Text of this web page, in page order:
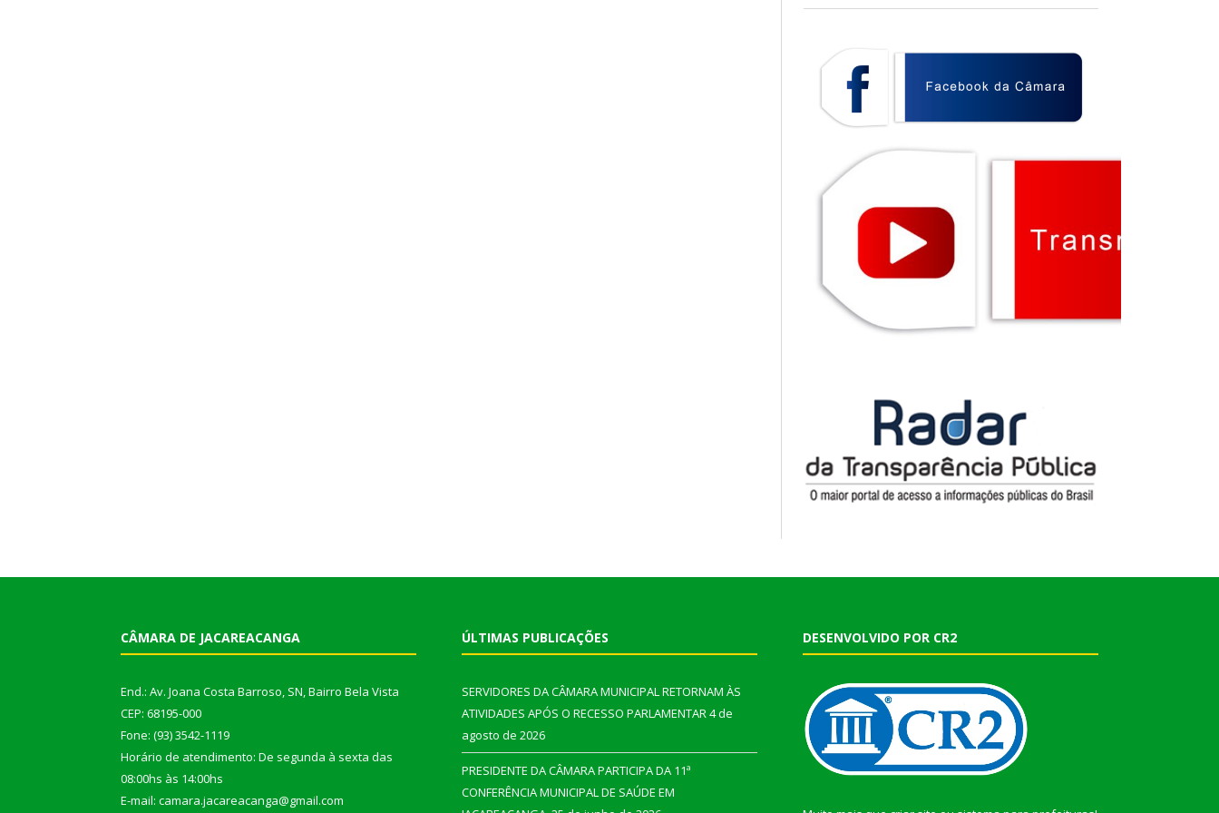
CÂMARA DE JACAREACANGA
End.: Av. Joana Costa Barroso, SN, Bairro Bela Vista
CEP: 68195-000
Fone: (93) 3542-1119
Horário de atendimento: De segunda à sexta das
08:00hs às 14:00hs
E-mail: camara.jacareacanga@gmail.com
ÚLTIMAS PUBLICAÇÕES
SERVIDORES DA CÂMARA MUNICIPAL RETORNAM ÀS
ATIVIDADES APÓS O RECESSO PARLAMENTAR4 de
agosto de 2026
PRESIDENTE DA CÂMARA PARTICIPA DA 11ª
CONFERÊNCIA MUNICIPAL DE SAÚDE EM
DESENVOLVIDO POR CR2